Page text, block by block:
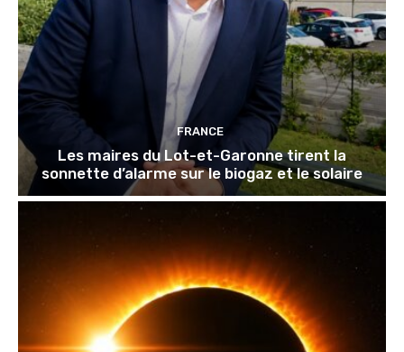
FRANCE
Les maires du Lot-et-Garonne tirent la
sonnette d’alarme sur le biogaz et le solaire